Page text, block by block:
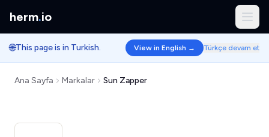
herm.io
🌐This page is in Turkish. View in English → Türkçe devam et
Ana Sayfa Markalar Sun Zapper